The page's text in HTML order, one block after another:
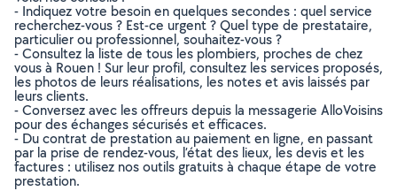
- Indiquez votre besoin en quelques secondes : quel service
recherchez-vous ? Est-ce urgent ? Quel type de prestataire,
particulier ou professionnel, souhaitez-vous ?
- Consultez la liste de tous les plombiers, proches de chez
vous à Rouen ! Sur leur profil, consultez les services proposés,
les photos de leurs réalisations, les notes et avis laissés par
leurs clients.
- Conversez avec les offreurs depuis la messagerie AlloVoisins
pour des échanges sécurisés et efficaces.
- Du contrat de prestation au paiement en ligne, en passant
par la prise de rendez-vous, l’état des lieux, les devis et les
factures : utilisez nos outils gratuits à chaque étape de votre
prestation.